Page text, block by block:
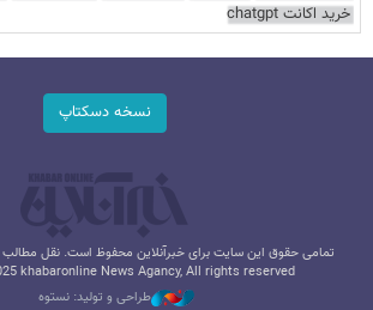
خرید اکانت chatgpt
نسخه دسکتاپ
تمامی حقوق این سایت برای خبرآنلاین محفوظ است. نقل مطالب
khabaronline News Agancy, All rights reserved
طراحی و تولید: نستوه